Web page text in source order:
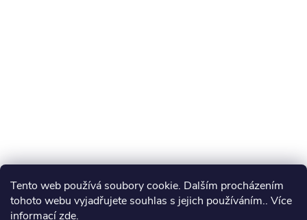
Tento web používá soubory cookie. Dalším procházením
tohoto webu vyjadřujete souhlas s jejich používáním.. Více
informacízde.